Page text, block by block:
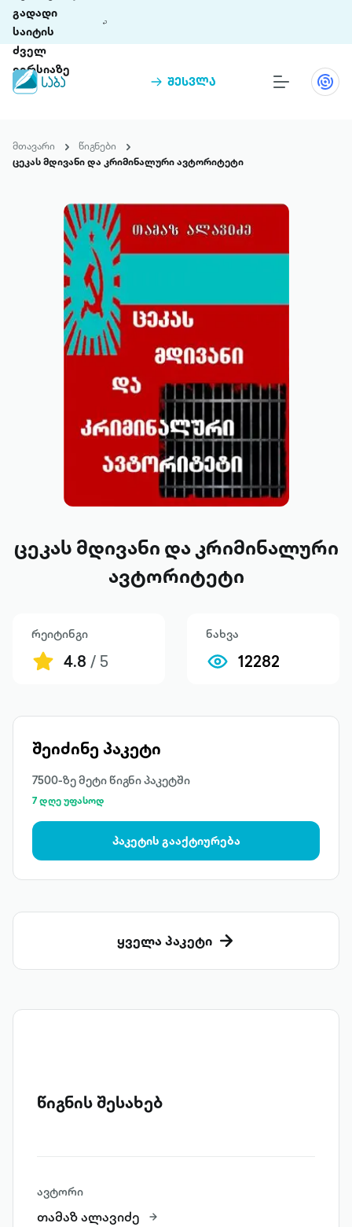
გადადი
საიტის
ძველ
ვერსიაზე
შესვლა
თინეთი 9 ციფრულ პლატფორმასა და 5
მობილურ აპლიკაციას აერთიანებს.
პრემია „საბა“
ჩვენ შესახებ
პაკეტები
მთავარი
წიგნები
ცეკას მდივანი და კრიმინალური ავტორიტეტი
ცეკას მდივანი და კრიმინალური
ავტორიტეტი
რეიტინგი
4.8 / 5
ნახვა
12282
შეიძინე პაკეტი
7500-ზე მეტი წიგნი პაკეტში
7 დღე უფასოდ
პაკეტის გააქტიურება
ყველა პაკეტი
წიგნის შესახებ
ავტორი
თამაზ ალავიძე